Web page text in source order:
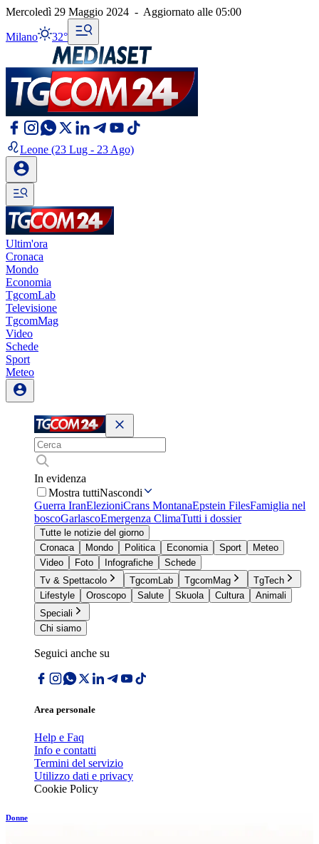
Mercoledì 29 Maggio 2024 - Aggiornato alle 05:00
Milano 32°
Leone (23 Lug - 23 Ago)
Ultim'ora
Cronaca
Mondo
Economia
TgcomLab
Televisione
TgcomMag
Video
Schede
Sport
Meteo
In evidenza
Mostra tuttiNascondi
Guerra IranElezioniCrans MontanaEpstein FilesFamiglia nel
boscoGarlascoEmergenza ClimaTutti i dossier
Tutte le notizie del giorno
Cronaca
Mondo Politica Economia Sport
Meteo
Video
Foto Infografiche
Schede
Tv & Spettacolo
TgcomLab TgcomMag
TgTech
Lifestyle
Oroscopo Salute Skuola Cultura
Animali
Speciali
Chi siamo
Seguici anche su
Area personale
Help e Faq
Info e contatti
Termini del servizio
Utilizzo dati e privacy
Cookie Policy
Donne